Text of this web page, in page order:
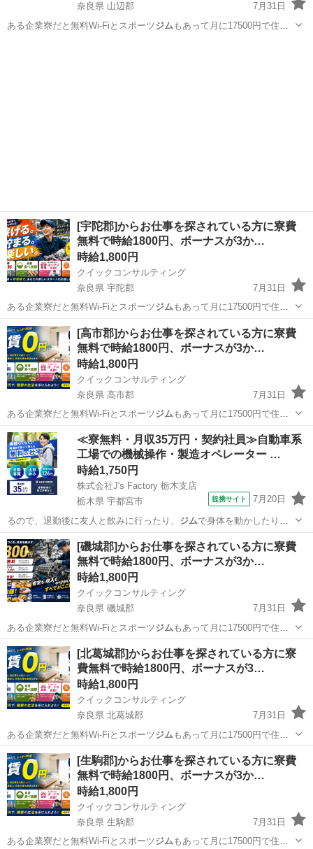
奈良県 山辺郡
7月31日
ある企業寮だと無料Wi-Fiとスポーツジム もあって月に17500円で住め
[宇陀郡]からお仕事を探されている方に寮費
無料で時給1800円、ボーナスが3か…
時給1,800円
クイックコンサルティング
奈良県 宇陀郡
7月31日
ある企業寮だと無料Wi-Fiとスポーツジムもあって月に17500円で住め
ちゃいま…
奈良 宇陀郡 工場 スタッフ
[高市郡]からお仕事を探されている方に寮費
無料で時給1800円、ボーナスが3か…
時給1,800円
クイックコンサルティング
奈良県 高市郡
7月31日
ある企業寮だと無料Wi-Fiとスポーツジムもあって月に17500円で住め
ちゃいま…
奈良 高市郡 工場 スタッフ
≪寮無料・月収35万円・契約社員≫自動車系
工場での機械操作・製造オペレーター …
時給1,750円
株式会社J's Factory 栃木支店
栃木県 宇都宮市
提携サイト 7月20日
るので、退勤後に友人と飲みに行ったり、 ジムで身体を動かしたりで
きます！ また、【…
栃木 宇都宮市 その他
[磯城郡]からお仕事を探されている方に寮費
無料で時給1800円、ボーナスが3か…
時給1,800円
クイックコンサルティング
奈良県 磯城郡
7月31日
ある企業寮だと無料Wi-Fiとスポーツジム もあって月に17500円で住め
ちゃいま…
奈良 磯城郡 工場 スタッフ
[北葛城郡]からお仕事を探されている方に寮
費無料で時給1800円、ボーナスが3…
時給1,800円
クイックコンサルティング
奈良県 北葛城郡
7月31日
ある企業寮だと無料Wi-Fiとスポーツジム もあって月に17500円で住め
ちゃいま…
奈良 北葛城郡 工場 スタッフ
[生駒郡]からお仕事を探されている方に寮費
無料で時給1800円、ボーナスが3か…
時給1,800円
クイックコンサルティング
奈良県 生駒郡
7月31日
ある企業寮だと無料Wi-Fiとスポーツジムもあって月に17500円で住め